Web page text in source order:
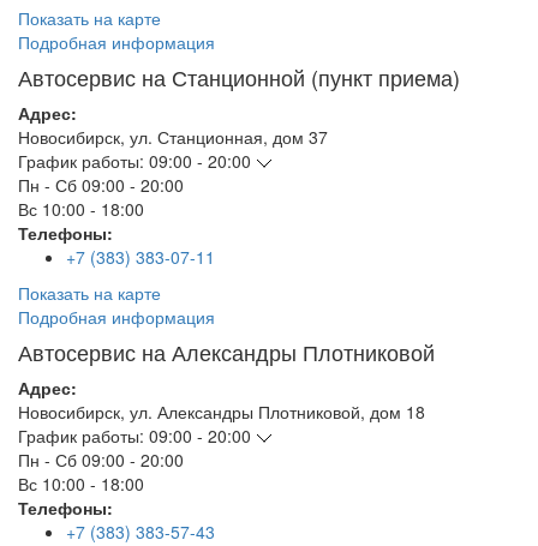
Показать на карте
Подробная информация
Автосервис на Станционной (пункт приема)
Адрес:
Новосибирск, ул. Станционная, дом 37
График работы: 09:00 - 20:00
Пн - Сб 09:00 - 20:00
Вс 10:00 - 18:00
Телефоны:
+7 (383) 383-07-11
Показать на карте
Подробная информация
Автосервис на Александры Плотниковой
Адрес:
Новосибирск, ул. Александры Плотниковой, дом 18
График работы: 09:00 - 20:00
Пн - Сб 09:00 - 20:00
Вс 10:00 - 18:00
Телефоны:
+7 (383) 383-57-43